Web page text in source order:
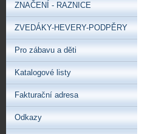
ZNAČENÍ - RAZNICE
ZVEDÁKY-HEVERY-PODPĚRY
Pro zábavu a děti
Katalogové listy
Fakturační adresa
Odkazy